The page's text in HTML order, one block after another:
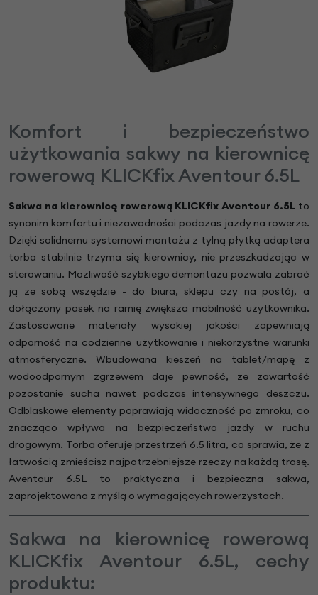
Komfort i bezpieczeństwo
użytkowania sakwy na kierownicę
rowerową KLICKfix Aventour 6.5L
Sakwa na kierownicę rowerową KLICKfix Aventour 6.5L to
synonim komfortu i niezawodności podczas jazdy na rowerze.
Dzięki solidnemu systemowi montażu z tylną płytką adaptera
torba stabilnie trzyma się kierownicy, nie przeszkadzając w
sterowaniu. Możliwość szybkiego demontażu pozwala zabrać
ją ze sobą wszędzie - do biura, sklepu czy na postój, a
dołączony pasek na ramię zwiększa mobilność użytkownika.
Zastosowane materiały wysokiej jakości zapewniają
odporność na codzienne użytkowanie i niekorzystne warunki
atmosferyczne. Wbudowana kieszeń na tablet/mapę z
wodoodpornym zgrzewem daje pewność, że zawartość
pozostanie sucha nawet podczas intensywnego deszczu.
Odblaskowe elementy poprawiają widoczność po zmroku, co
znacząco wpływa na bezpieczeństwo jazdy w ruchu
drogowym. Torba oferuje przestrzeń 6.5 litra, co sprawia, że z
łatwością zmieścisz najpotrzebniejsze rzeczy na każdą trasę.
Aventour 6.5L to praktyczna i bezpieczna sakwa,
zaprojektowana z myślą o wymagających rowerzystach.
Sakwa na kierownicę rowerową
KLICKfix Aventour 6.5L, cechy
produktu: